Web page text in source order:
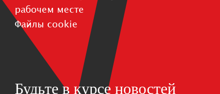
рабочем месте
Файлы cookie
Будьте в курсе новостей